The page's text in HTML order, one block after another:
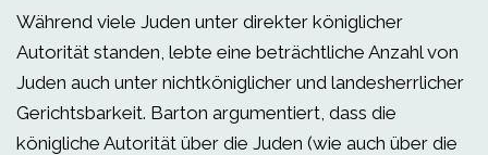
Während viele Juden unter direkter königlicher
Autorität standen, lebte eine beträchtliche Anzahl von
Juden auch unter nichtköniglicher und landesherrlicher
Gerichtsbarkeit. Barton argumentiert, dass die
königliche Autorität über die Juden (wie auch über die